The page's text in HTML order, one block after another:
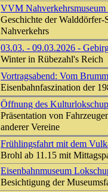
VVM
Geschichte der
Nahverkehrs
03.03. - 09.03.2026 -
Winter in Rübezahl's Reich
Vortragsabend: Vom
Eisenbahnfaszination der
Öffnung des
Präsentation von
anderer Vereine
Frühlingsfahrt mit dem
Brohl ab 11.15 mit
Eisenbahnmuseum
Besichtigung der